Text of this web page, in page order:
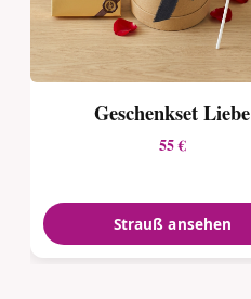
Geschenkset Liebe
55 €
Strauß ansehen